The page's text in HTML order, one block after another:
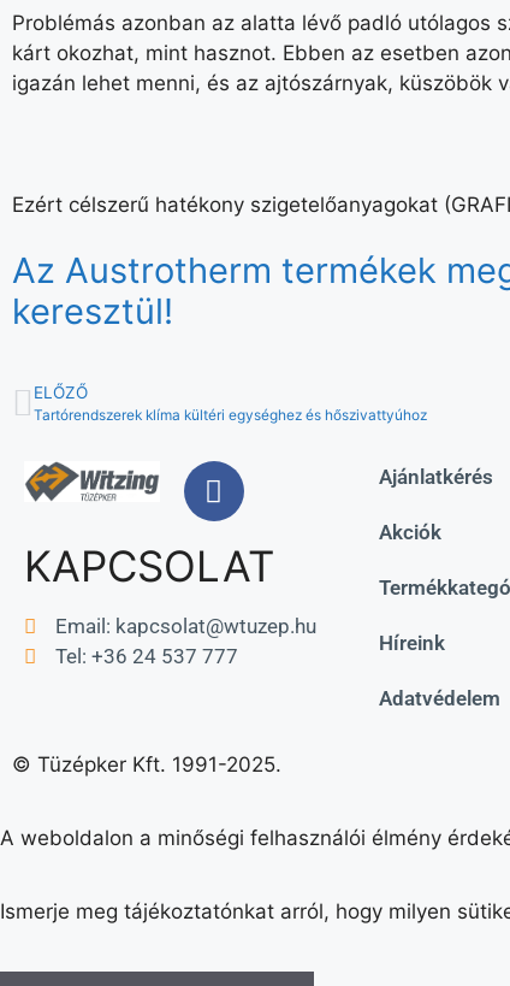
Problémás azonban az alatta lévő padló utólagos
kárt okozhat, mint hasznot. Ebben az esetben
igazán lehet menni, és az ajtószárnyak, küszöbök
Ezért célszerű hatékony szigetelőanyagokat
Az Austrotherm termékek
keresztül!
ELŐZŐ
Tartórendszerek klíma kültéri egységhez és hőszivattyúhoz
KAPCSOLAT
Email: kapcsolat@wtuzep.hu
Tel: +36 24 537 777
Ajánlatkérés
Akciók
Híreink
Adatvédelem
© Tüzépker Kft. 1991-2025.
A weboldalon a minőségi felhasználói élmény
Ismerje meg tájékoztatónkat arról, hogy milyen